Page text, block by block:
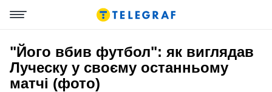
"Його вбив футбол": як виглядав
Луческу у своєму останньому
матчі (фото)